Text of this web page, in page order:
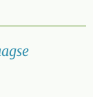
e
n